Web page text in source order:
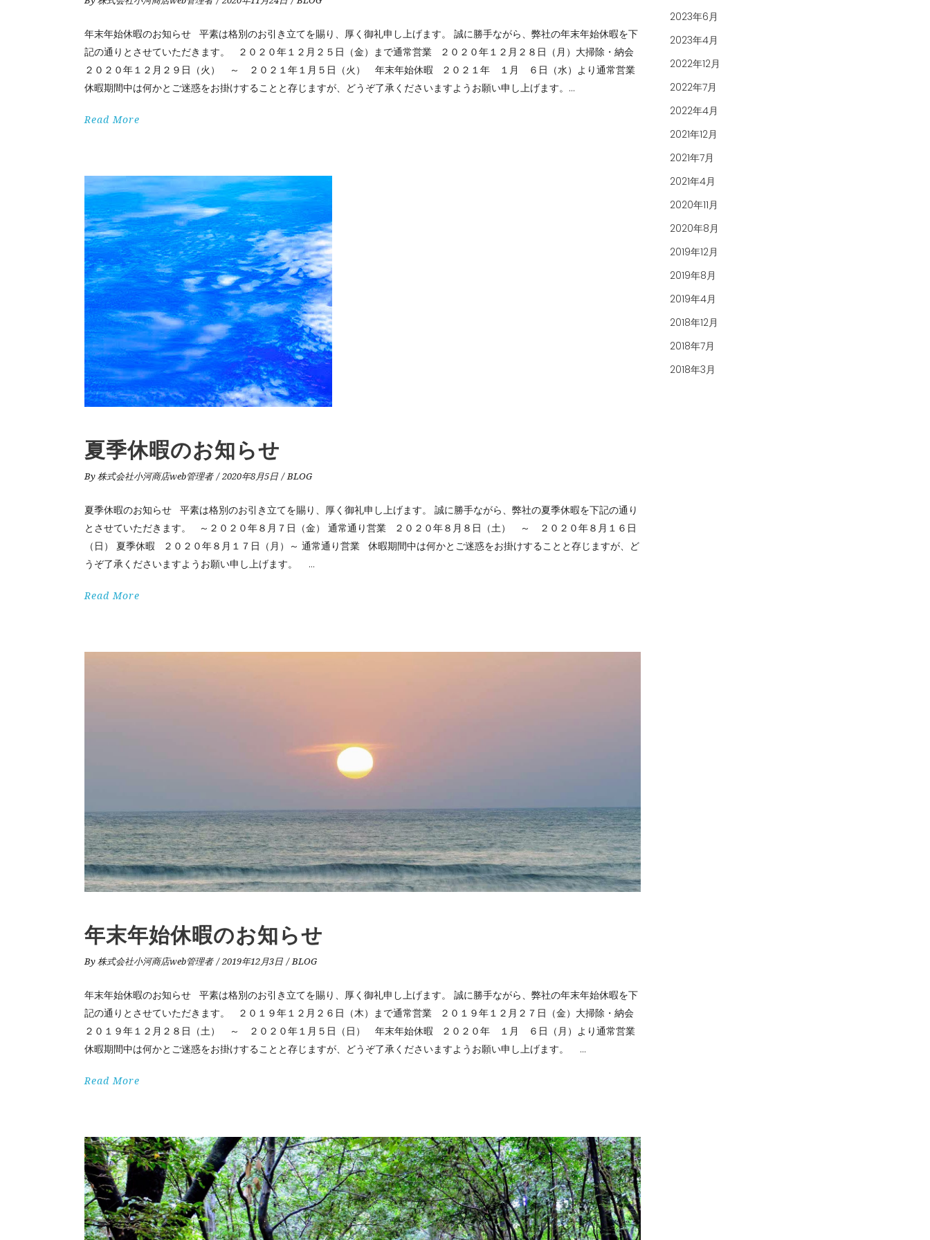
年末年始休暇のお知らせ 平素は格別のお引き立てを賜り、厚く御礼申し上げます。 誠に勝手ながら、弊社の年末年始休暇を下
記の通りとさせていただきます。 ２０２０年１２月２５日（金）まで通常営業 ２０２０年１２月２８日（月）大掃除・納会
２０２０年１２月２９日（火） ～ ２０２１年１月５日（火） 年末年始休暇 ２０２１年 １月 ６日（水）より通常営業
休暇期間中は何かとご迷惑をお掛けすることと存じますが、どうぞ了承くださいますようお願い申し上げます。
Read More
夏季休暇のお知らせ
By 株式会社小河商店web管理者 2020年8月5日 BLOG
夏季休暇のお知らせ 平素は格別のお引き立てを賜り、厚く御礼申し上げます。 誠に勝手ながら、弊社の夏季休暇を下記の通り
とさせていただきます。 ～２０２０年８月７日（金） 通常通り営業 ２０２０年８月８日（土） ～ ２０２０年８月１６日
（日） 夏季休暇 ２０２０年８月１７日（月）～ 通常通り営業 休暇期間中は何かとご迷惑をお掛けすることと存じますが、ど
うぞ了承くださいますようお願い申し上げます。
Read More
年末年始休暇のお知らせ
By 株式会社小河商店web管理者 2019年12月3日 BLOG
年末年始休暇のお知らせ 平素は格別のお引き立てを賜り、厚く御礼申し上げます。 誠に勝手ながら、弊社の年末年始休暇を下
記の通りとさせていただきます。 ２０１９年１２月２６日（木）まで通常営業 ２０１９年１２月２７日（金）大掃除・納会
２０１９年１２月２８日（土） ～ ２０２０年１月５日（日） 年末年始休暇 ２０２０年 １月 ６日（月）より通常営業
休暇期間中は何かとご迷惑をお掛けすることと存じますが、どうぞ了承くださいますようお願い申し上げます。
Read More
2023年6月
2023年4月
2022年12月
2022年7月
2022年4月
2021年12月
2021年7月
2021年4月
2020年11月
2020年8月
2019年12月
2019年8月
2019年4月
2018年12月
2018年7月
2018年3月